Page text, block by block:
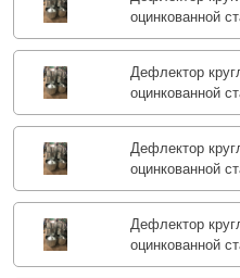
оцинкованной
Дефлектор
оцинкованной
Дефлектор
оцинкованной
Дефлектор
оцинкованной